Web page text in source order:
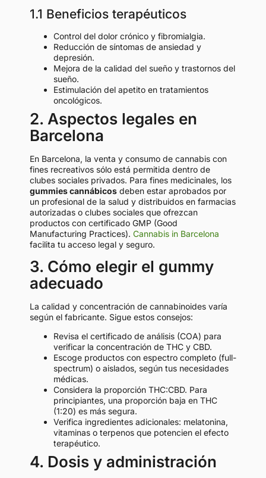
1.1 Beneficios terapéuticos
Control del dolor crónico y fibromialgia.
Reducción de síntomas de ansiedad y
depresión.
Mejora de la calidad del sueño y trastornos del
sueño.
Estimulación del apetito en tratamientos
oncológicos.
2. Aspectos legales en
Barcelona
En Barcelona, la venta y consumo de cannabis con
fines recreativos sólo está permitida dentro de
clubes sociales privados. Para fines medicinales, los
gummies cannábicos deben estar aprobados por
un profesional de la salud y distribuidos en farmacias
autorizadas o clubes sociales que ofrezcan
productos con certificado GMP (Good
Manufacturing Practices). Cannabis in Barcelona
facilita tu acceso legal y seguro.
3. Cómo elegir el gummy
adecuado
La calidad y concentración de cannabinoides varía
según el fabricante. Sigue estos consejos:
Revisa el certificado de análisis (COA) para
verificar la concentración de THC y CBD.
Escoge productos con espectro completo (full-
spectrum) o aislados, según tus necesidades
médicas.
Considera la proporción THC:CBD. Para
principiantes, una proporción baja en THC
(1:20) es más segura.
Verifica ingredientes adicionales: melatonina,
vitaminas o terpenos que potencien el efecto
terapéutico.
4. Dosis y administración